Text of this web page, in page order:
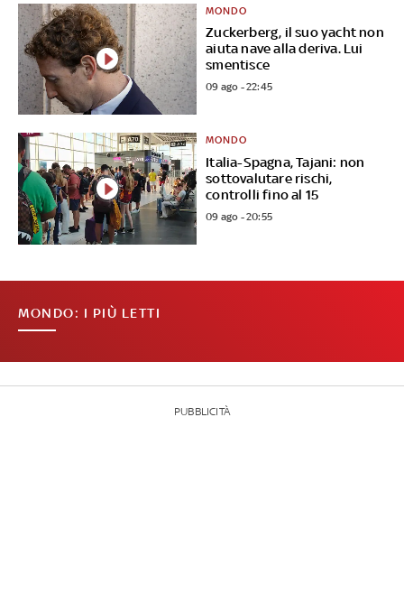
Zuckerberg, il suo yacht non
aiuta nave alla deriva. Lui
smentisce
MONDO
09 ago - 22:45
Italia-Spagna, Tajani: non
sottovalutare rischi,
controlli fino al 15
MONDO
09 ago - 20:55
MONDO: I PIÙ LETTI
PUBBLICITÀ